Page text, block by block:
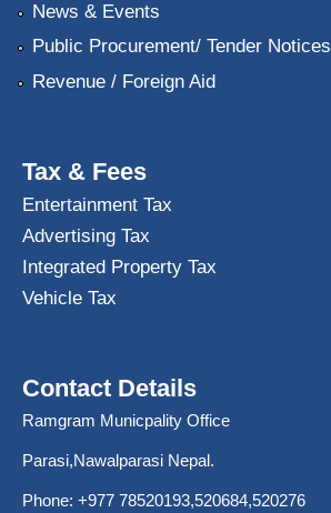
News & Events
Public Procurement/ Tender Notices
Revenue / Foreign Aid
Tax & Fees
Entertainment Tax
Advertising Tax
Integrated Property Tax
Vehicle Tax
Contact Details
Ramgram Municpality Office
Parasi,Nawalparasi Nepal.
Phone: +977 78520193,520684,520276